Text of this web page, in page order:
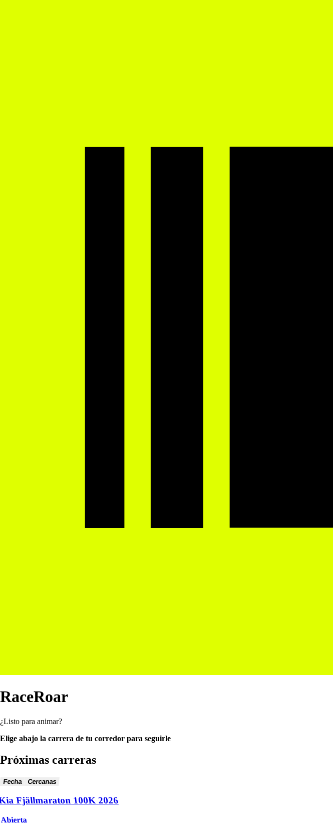
RaceRoar
¿Listo para animar?
Elige abajo la carrera de tu corredor para seguirle
Próximas carreras
Fecha Cercanas
Fjällmaraton 100K 2026
Abierta